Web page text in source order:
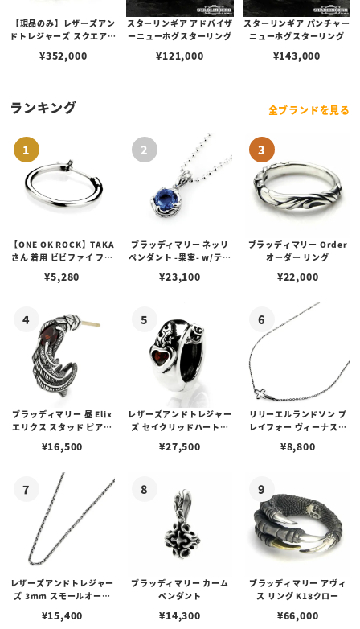
【現品のみ】レザーズアン
ドトレジャーズ スクエアク
ト w/K18ベゼル＆サイド
¥352,000
スターリンギア アドバイザ
ーニューホグスターリング
¥121,000
スターリンギア パンチャー
ニューホグスターリング
¥143,000
ランキング 全ブランドを見る
【ONE OK ROCK】TAKA
さん 着用 ビビファイ フー
¥5,280
ブラッディマリー ネッリ
ペンダント -果実- w/ティ
¥23,100
ブラッディマリー Order
オーダー リング
¥22,000
ブラッディマリー 昼 Elix
エリクス スタッド ピアス
¥16,500
レザーズアンドトレジャー
ズ セイクリッドハートピ
¥27,500
リリーエルランドソン プ
レイフォー ヴィーナスチ
¥8,800
レザーズアンドトレジャー
ズ 3mm スモールオーバ
ブスタークラスプ＆LTロ
¥15,400
ブラッディマリー カーム
ペンダント
¥14,300
ブラッディマリー アヴィ
ス リング K18クロー
¥66,000